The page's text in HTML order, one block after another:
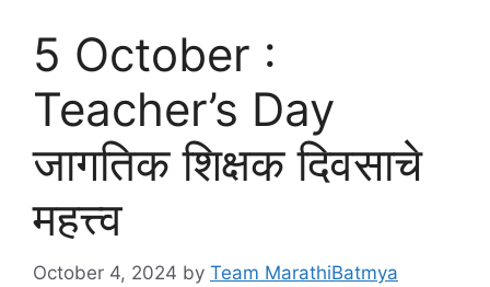
5 October :
Teacher’s Day
जागतिक शिक्षक दिवसाचे
महत्त्व
October 4, 2024 by Team MarathiBatmya